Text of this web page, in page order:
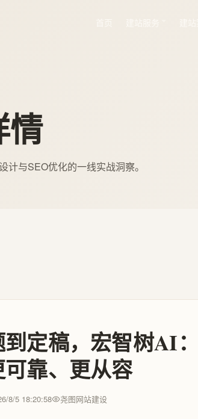
情
计与SEO优化的一线实战洞察。
定稿，宏智树AI
靠、更从容
8/5 18:20:58 尧图网站建设